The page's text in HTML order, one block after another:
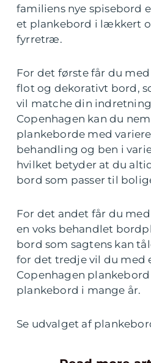
familiens nye spisebord
et plankebord i lækkert
fyrretræ.
For det første får du
flot og dekorativt bord,
vil matche din
Copenhagen kan du
plankeborde med
behandling og ben i
hvilket betyder at du
bord som passer til
For det andet får du
en voks behandlet
bord som sagtens kan
for det tredje vil du med
Copenhagen
plankebord i mange år.
Se udvalget af